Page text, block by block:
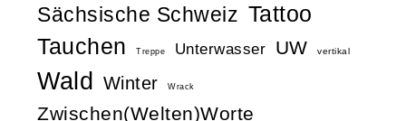
Sächsische Schweiz Tattoo
Tauchen
Treppe Unterwasser UW vertikal
Wald Winter Wrack
Zwischen(Welten)Worte